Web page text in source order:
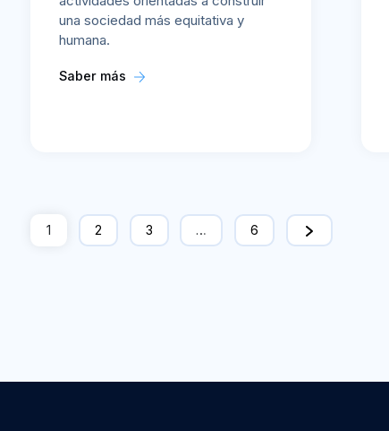
una sociedad más equitativa y
humana.
Saber más
1 2 3 … 6